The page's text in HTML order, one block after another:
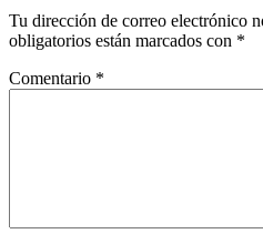
Tu dirección de correo electrónico
obligatorios están marcados con *
Comentario *